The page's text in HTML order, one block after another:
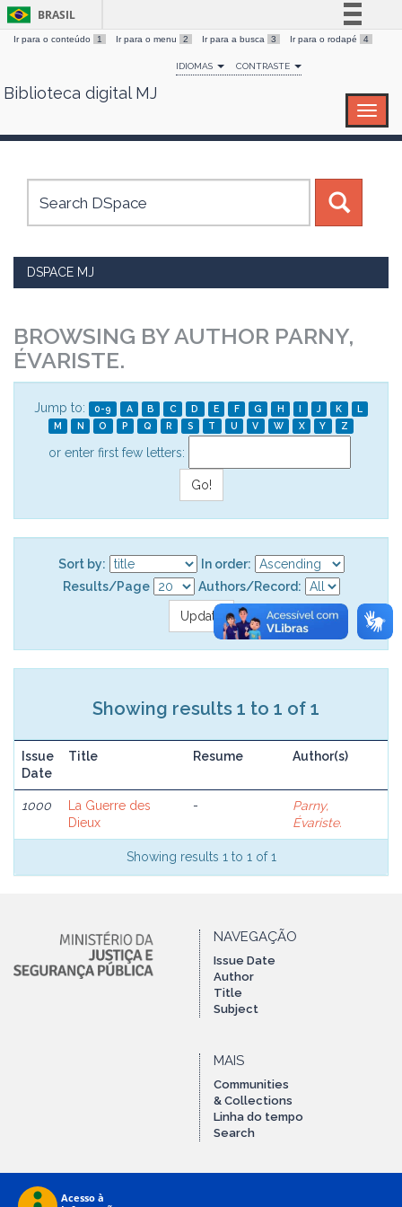
Skip
BRASIL
Simplifique!
Comunica BR
Canais
Ir para o conteúdo 1 Ir para o menu 2 Ir para a busca 3 Ir para o rodapé 4
IDIOMAS CONTRASTE
Biblioteca digital MJ
DSPACE MJ
BROWSING BY AUTHOR PARNY,
ÉVARISTE.
Jump to: 0-9 A B C D E F G H I J K
L
M
N O P Q R S T U V W X Y Z
or enter first few letters:
Sort by:
In order:
Results/Page
Authors/Record:
Showing results 1 to 1 of 1
Issue
Date
Title Resume Author(s)
1000
La Guerre des
Dieux
-
Parny,
Évariste.
Showing results 1 to 1 of 1
NAVEGAÇÃO
Issue Date
Author
Title
Subject
MAIS
Communities
& Collections
Linha do tempo
Search